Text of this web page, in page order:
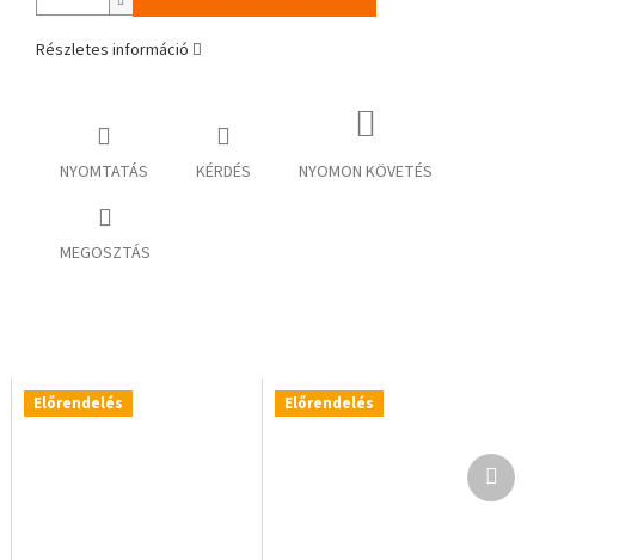
Részletes információ
NYOMTATÁS KÉRDÉS NYOMON KÖVETÉS
MEGOSZTÁS
Előrendelés Előrendelés
Következő
termék